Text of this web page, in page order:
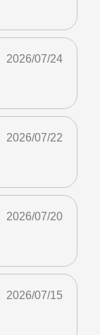
2026/07/24
2026/07/22
2026/07/20
2026/07/15